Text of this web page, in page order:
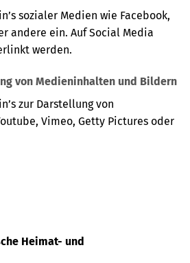
sozialer Medien wie Facebook,
andere ein. Auf Social Media
werden.
von Medieninhalten und Bildern
zur Darstellung von
Vimeo, Getty Pictures oder
Heimat- und